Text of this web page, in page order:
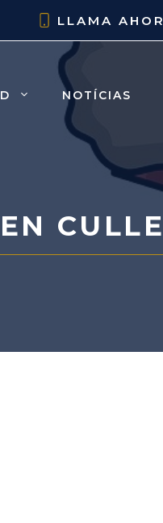
LLAMA
NOTÍCIAS